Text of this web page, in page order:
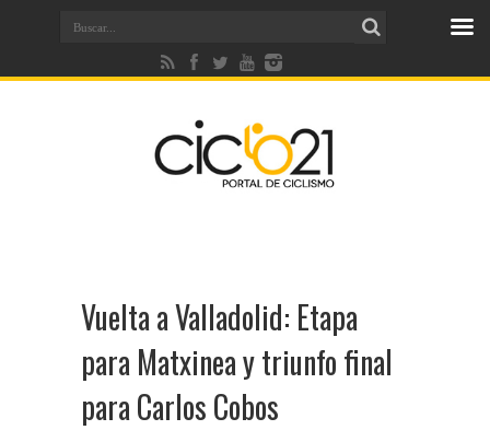
Vuelta a Valladolid: Etapa
para Matxinea y triunfo final
para Carlos Cobos